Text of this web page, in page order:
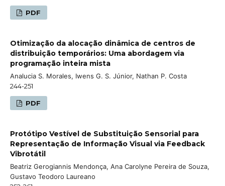
PDF
Otimização da alocação dinâmica de centros de
distribuição temporários: Uma abordagem via
programação inteira mista
Analucia S. Morales, Iwens G. S. Júnior, Nathan P. Costa
244-251
PDF
Protótipo Vestível de Substituição Sensorial para
Representação de Informação Visual via Feedback
Vibrotátil
Beatriz Gerogiannis Mendonça, Ana Carolyne Pereira de Souza,
Gustavo Teodoro Laureano